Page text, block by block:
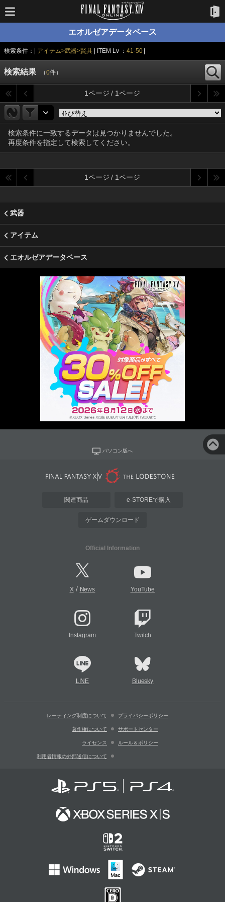
エオルゼアデータベース
検索条件：| アイテム>武器>賢具 | ITEM Lv ： 41-50|
検索結果 （0件）
1ページ / 1ページ
検索条件に一致するデータは見つかりませんでした。
再度条件を指定して検索してください。
1ページ / 1ページ
武器
アイテム
エオルゼアデータベース
パソコン版へ
関連商品 e-STOREで購入
ゲームダウンロード
Official Information
X/ News YouTube
Instagram Twitch
LINE Bluesky
レーティング制度について プライバシーポリシー
著作権について サポートセンター
ライセンス ルール＆ポリシー
利用者情報の外部送信について